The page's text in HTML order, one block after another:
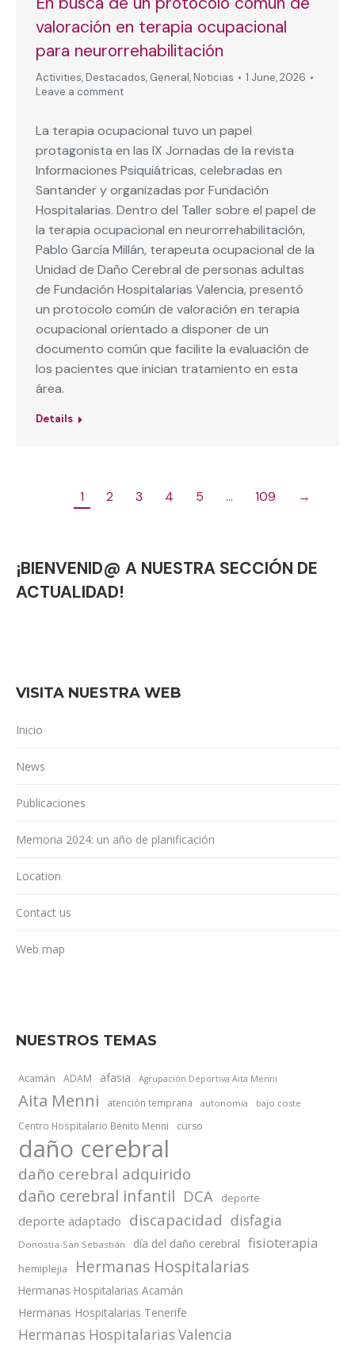
valoración en terapia ocupacional
para neurorrehabilitación
Activities, Destacados, General, Noticias
1 June, 2026
Leave a comment
La terapia ocupacional tuvo un papel
protagonista en las IX Jornadas de la revista
Informaciones Psiquiátricas, celebradas en
Santander y organizadas por Fundación
Hospitalarias. Dentro del Taller sobre el papel de
la terapia ocupacional en neurorrehabilitación,
Pablo García Millán, terapeuta ocupacional de la
Unidad de Daño Cerebral de personas adultas
de Fundación Hospitalarias Valencia, presentó
un protocolo común de valoración en terapia
ocupacional orientado a disponer de un
documento común que facilite la evaluación de
los pacientes que inician tratamiento en esta
área.
Details
1 2 3 4 5 … 109 →
¡BIENVENID@ A NUESTRA SECCIÓN DE
ACTUALIDAD!
VISITA NUESTRA WEB
Inicio
News
Publicaciones
Memoria 2024: un año de planificación
Location
Contact us
Web map
NUESTROS TEMAS
Acamán ADAM afasia Agrupación Deportiva Aita Menni
Aita Menni atención temprana autonomía bajo coste
Centro Hospitalario Benito Menni curso
daño cerebral
daño cerebral adquirido
daño cerebral infantil DCA deporte
deporte adaptado discapacidad disfagia
Donostia-San Sebastián día del daño cerebral fisioterapia
hemiplejia Hermanas Hospitalarias
Hermanas Hospitalarias Acamán
Hermanas Hospitalarias Tenerife
Hermanas Hospitalarias Valencia